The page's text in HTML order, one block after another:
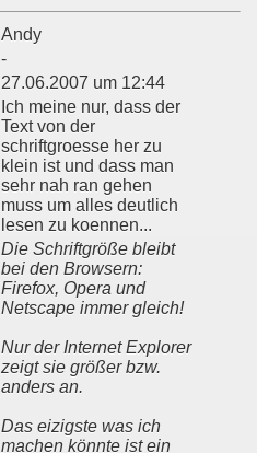
Andy
-
27.06.2007 um 12:44
Ich meine nur, dass der
Text von der
schriftgroesse her zu
klein ist und dass man
sehr nah ran gehen
muss um alles deutlich
lesen zu koennen...
Die Schriftgröße bleibt
bei den Browsern:
Firefox, Opera und
Netscape immer gleich!
Nur der Internet Explorer
zeigt sie größer bzw.
anders an.
Das eizigste was ich
machen könnte ist ein